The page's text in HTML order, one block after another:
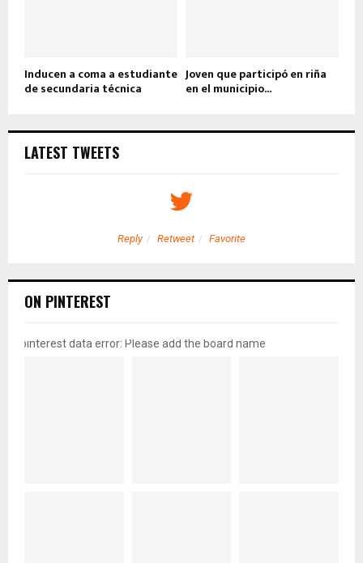
Inducen a coma a estudiante
de secundaria técnica
Joven que participó en riña
en el municipio...
LATEST TWEETS
Reply Retweet Favorite
ON PINTEREST
pinterest data error: Please add the board name